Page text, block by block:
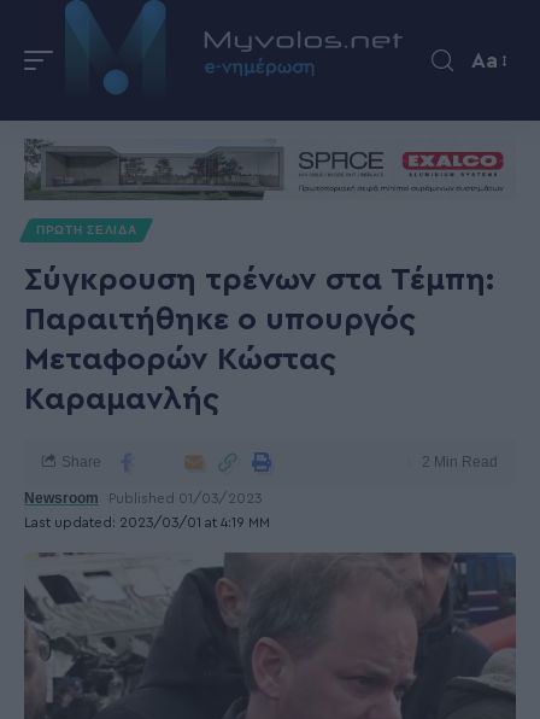
Aa
ΠΡΩΤΗ ΣΕΛΙΔΑ
Σύγκρουση τρένων στα Τέμπη:
Παραιτήθηκε ο υπουργός
Μεταφορών Κώστας
Καραμανλής
Last updated: 2023/03/01 at 4:19 ΜΜ
Newsroom Published 01/03/2023
Share 2 Min Read